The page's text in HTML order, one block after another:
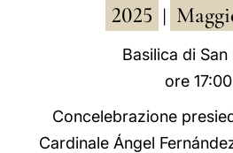
2025
Basilica di San
ore 17:00
Concelebrazione
Cardinale Ángel